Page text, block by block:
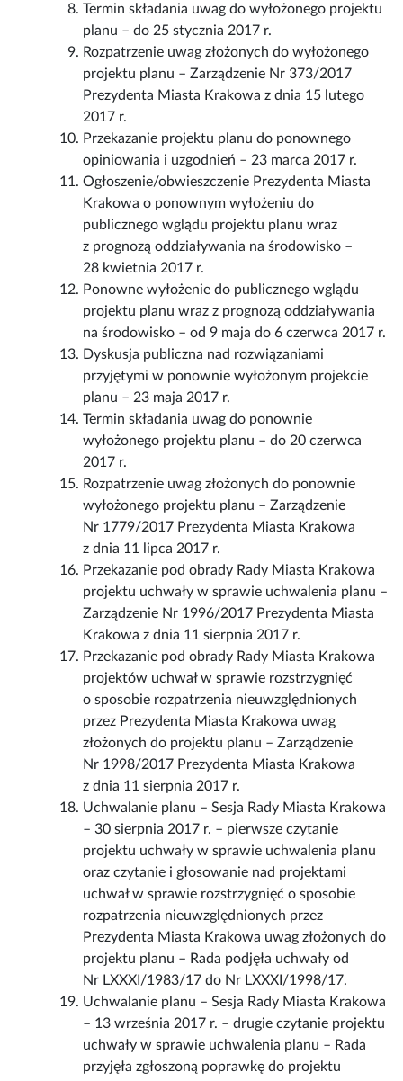
Termin składania uwag do wyłożonego projektu
planu – do 25 stycznia 2017 r.
Rozpatrzenie uwag złożonych do wyłożonego
projektu planu – Zarządzenie Nr 373/2017
Prezydenta Miasta Krakowa z dnia 15 lutego
2017 r.
Przekazanie projektu planu do ponownego
opiniowania i uzgodnień – 23 marca 2017 r.
Ogłoszenie/obwieszczenie Prezydenta Miasta
Krakowa o ponownym wyłożeniu do
publicznego wglądu projektu planu wraz
z prognozą oddziaływania na środowisko –
28 kwietnia 2017 r.
Ponowne wyłożenie do publicznego wglądu
projektu planu wraz z prognozą oddziaływania
na środowisko – od 9 maja do 6 czerwca 2017 r.
Dyskusja publiczna nad rozwiązaniami
przyjętymi w ponownie wyłożonym projekcie
planu – 23 maja 2017 r.
Termin składania uwag do ponownie
wyłożonego projektu planu – do 20 czerwca
2017 r.
Rozpatrzenie uwag złożonych do ponownie
wyłożonego projektu planu – Zarządzenie
Nr 1779/2017 Prezydenta Miasta Krakowa
z dnia 11 lipca 2017 r.
Przekazanie pod obrady Rady Miasta Krakowa
projektu uchwały w sprawie uchwalenia planu –
Zarządzenie Nr 1996/2017 Prezydenta Miasta
Krakowa z dnia 11 sierpnia 2017 r.
Przekazanie pod obrady Rady Miasta Krakowa
projektów uchwał w sprawie rozstrzygnięć
o sposobie rozpatrzenia nieuwzględnionych
przez Prezydenta Miasta Krakowa uwag
złożonych do projektu planu – Zarządzenie
Nr 1998/2017 Prezydenta Miasta Krakowa
z dnia 11 sierpnia 2017 r.
Uchwalanie planu – Sesja Rady Miasta Krakowa
– 30 sierpnia 2017 r. – pierwsze czytanie
projektu uchwały w sprawie uchwalenia planu
oraz czytanie i głosowanie nad projektami
uchwał w sprawie rozstrzygnięć o sposobie
rozpatrzenia nieuwzględnionych przez
Prezydenta Miasta Krakowa uwag złożonych do
projektu planu – Rada podjęła uchwały od
Nr LXXXI/1983/17 do Nr LXXXI/1998/17.
Uchwalanie planu – Sesja Rady Miasta Krakowa
– 13 września 2017 r. – drugie czytanie projektu
uchwały w sprawie uchwalenia planu – Rada
przyjęła zgłoszoną poprawkę do projektu